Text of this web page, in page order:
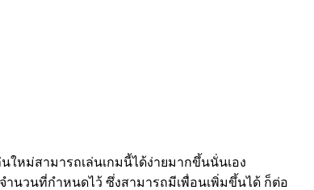
ใหม่สามารถเล่นเกมนี้ได้ง่ายมากขึ้นนั่นเอง
ำนวนที่กำหนดไว้ ซึ่งสามารถมีเพื่อนเพิ่มขึ้นได้ ก็ต่อ